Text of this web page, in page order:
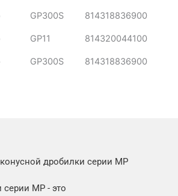
GP300S 814318836900
GP11 814320044100
GP300S 814318836900
дробилки серии MP
MP - это